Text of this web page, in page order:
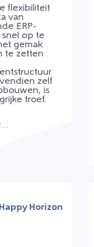
flexibiliteit
van
ERP-
op te
gemak
te zetten
zelf
is
troef.
Happy Horizon